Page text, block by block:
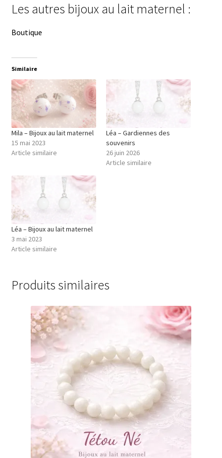
Les autres bijoux au lait maternel :
Boutique
Similaire
Mila – Bijoux au lait maternel
15 mai 2023
Article similaire
Léa – Gardiennes des
souvenirs
26 juin 2026
Article similaire
Léa – Bijoux au lait maternel
3 mai 2023
Article similaire
Produits similaires